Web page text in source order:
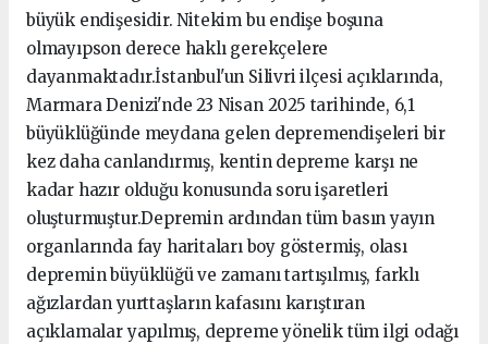
büyük endişesidir. Nitekim bu endişe boşuna
olmayıpson derece haklı gerekçelere
dayanmaktadır.İstanbul'un Silivri ilçesi açıklarında,
Marmara Denizi'nde 23 Nisan 2025 tarihinde, 6,1
büyüklüğünde meydana gelen depremendişeleri bir
kez daha canlandırmış, kentin depreme karşı ne
kadar hazır olduğu konusunda soru işaretleri
oluşturmuştur.Depremin ardından tüm basın yayın
organlarında fay haritaları boy göstermiş, olası
depremin büyüklüğü ve zamanı tartışılmış, farklı
ağızlardan yurttaşların kafasını karıştıran
açıklamalar yapılmış, depreme yönelik tüm ilgi odağı